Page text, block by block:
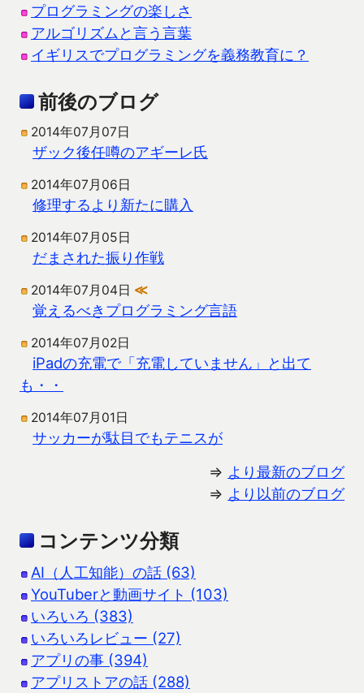
プログラミングの楽しさ
アルゴリズムと言う言葉
イギリスでプログラミングを義務教育に？
前後のブログ
2014年07月07日
ザック後任噂のアギーレ氏
2014年07月06日
修理するより新たに購入
2014年07月05日
だまされた振り作戦
2014年07月04日 ≪
覚えるべきプログラミング言語
2014年07月02日
iPadの充電で「充電していません」と出て
も・・
2014年07月01日
サッカーが駄目でもテニスが
⇒ より最新のブログ
⇒ より以前のブログ
コンテンツ分類
AI（人工知能）の話 (63)
YouTuberと動画サイト (103)
いろいろ (383)
いろいろレビュー (27)
アプリの事 (394)
アプリストアの話 (288)